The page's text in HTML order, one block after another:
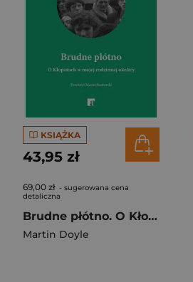
KSIĄŻKA
43,95 zł
69,00 zł - sugerowana cena
detaliczna
Brudne płótno. O Kłopotach w mojej rodzinnej okolicy
Martin Doyle